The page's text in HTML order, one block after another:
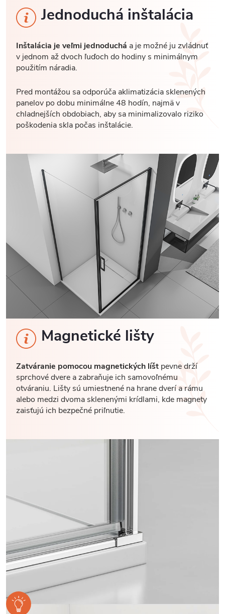
Jednoduchá inštalácia
Inštalácia je veľmi jednoduchá a je možné ju zvládnuť
v jednom až dvoch ľuďoch do hodiny s minimálnym
použitím náradia.
Pred montážou sa odporúča aklimatizácia sklenených
panelov po dobu minimálne 48 hodín, najmä v
chladnejších obdobiach, aby sa minimalizovalo riziko
poškodenia skla počas inštalácie.
Magnetické lišty
Zatváranie pomocou magnetických líšt pevne drží
sprchové dvere a zabraňuje ich samovoľnému
otváraniu. Lišty sú umiestnené na hrane dverí a rámu
alebo medzi dvoma sklenenými krídlami, kde magnety
zaisťujú ich bezpečné priľnutie.